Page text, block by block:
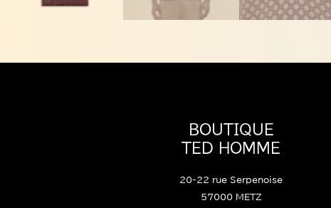
BOUTIQUE
TED HOMME
20-22 rue Serpenoise
57000 METZ